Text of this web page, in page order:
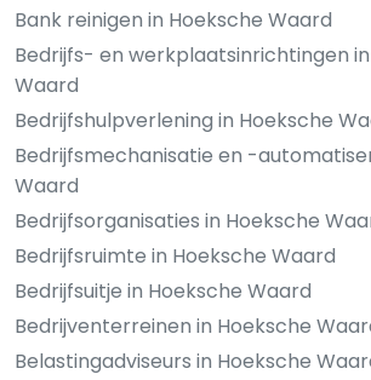
Bank reinigen in Hoeksche Waard
Bedrijfs- en werkplaatsinrichtingen
Waard
Bedrijfshulpverlening in Hoeksche
Bedrijfsmechanisatie en -
Waard
Bedrijfsorganisaties in Hoeksche
Bedrijfsruimte in Hoeksche Waard
Bedrijfsuitje in Hoeksche Waard
Bedrijventerreinen in Hoeksche
Belastingadviseurs in Hoeksche